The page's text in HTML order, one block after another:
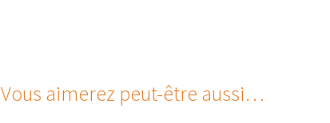
Vous aimerez peut-être aussi…